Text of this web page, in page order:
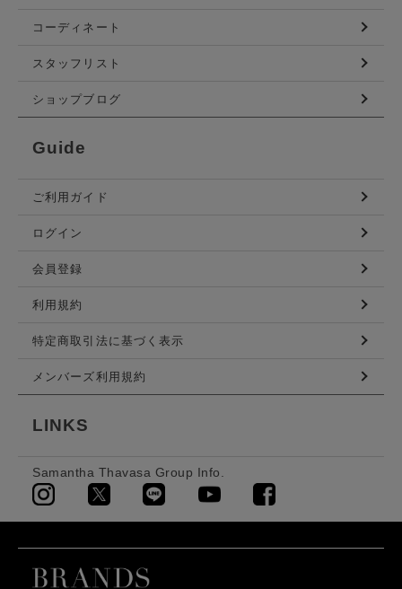
コーディネート
スタッフリスト
ショップブログ
Guide
ご利用ガイド
ログイン
会員登録
利用規約
特定商取引法に基づく表示
メンバーズ利用規約
LINKS
Samantha Thavasa Group Info.